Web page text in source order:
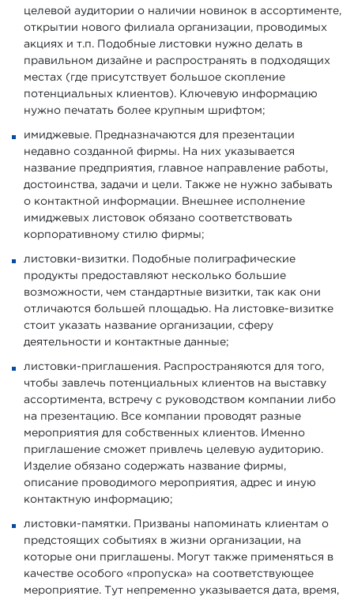
целевой аудитории о наличии новинок в ассортименте,
открытии нового филиала организации, проводимых
акциях и т.п. Подобные листовки нужно делать в
правильном дизайне и распространять в подходящих
местах (где присутствует большое скопление
потенциальных клиентов). Ключевую информацию
нужно печатать более крупным шрифтом;
имиджевые. Предназначаются для презентации
недавно созданной фирмы. На них указывается
название предприятия, главное направление работы,
достоинства, задачи и цели. Также не нужно забывать
о контактной информации. Внешнее исполнение
имиджевых листовок обязано соответствовать
корпоративному стилю фирмы;
листовки-визитки. Подобные полиграфические
продукты предоставляют несколько большие
возможности, чем стандартные визитки, так как они
отличаются большей площадью. На листовке-визитке
стоит указать название организации, сферу
деятельности и контактные данные;
листовки-приглашения. Распространяются для того,
чтобы завлечь потенциальных клиентов на выставку
ассортимента, встречу с руководством компании либо
на презентацию. Все компании проводят разные
мероприятия для собственных клиентов. Именно
приглашение сможет привлечь целевую аудиторию.
Изделие обязано содержать название фирмы,
описание проводимого мероприятия, адрес и иную
контактную информацию;
листовки-памятки. Призваны напоминать клиентам о
предстоящих событиях в жизни организации, на
которые они приглашены. Могут также применяться в
качестве особого «пропуска» на соответствующее
мероприятие. Тут непременно указывается дата, время,